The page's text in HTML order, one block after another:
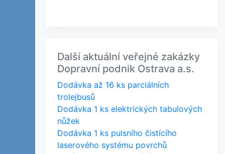
Další aktuální veřejné zakázky
Dopravní podnik Ostrava a.s.
Dodávka až 16 ks parciálních
trolejbusů
Dodávka 1 ks elektrických tabulových
nůžek
Dodávka 1 ks pulsního čistícího
laserového systému povrchů